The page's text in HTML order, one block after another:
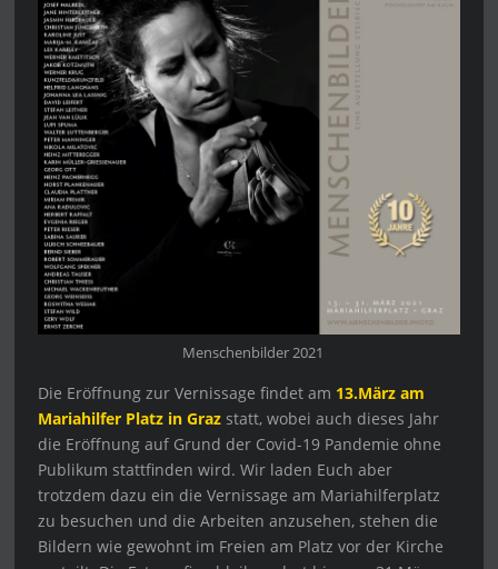
Menschenbilder 2021
Die Eröffnung zur Vernissage findet am 13.März am
Mariahilfer Platz in Graz statt, wobei auch dieses Jahr
die Eröffnung auf Grund der Covid-19 Pandemie ohne
Publikum stattfinden wird. Wir laden Euch aber
trotzdem dazu ein die Vernissage am Mariahilferplatz
zu besuchen und die Arbeiten anzusehen, stehen die
Bildern wie gewohnt im Freien am Platz vor der Kirche